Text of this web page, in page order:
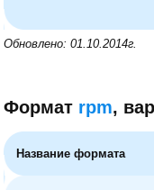
Обновлено: 01.10.2014г.
Формат rpm,
Название формата